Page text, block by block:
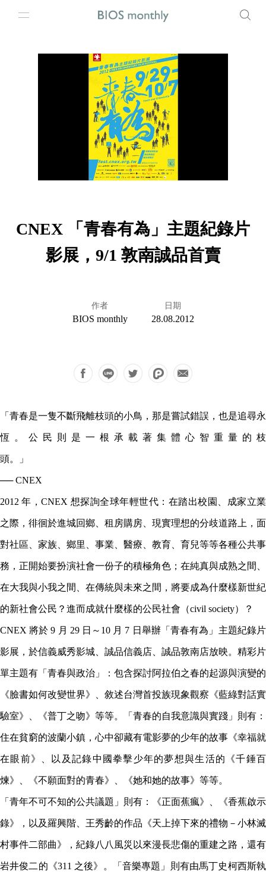
CNEX 「青春有為」主題紀錄片
影展，9/1 敦南誠品首賣
作者
BIOS monthly
日期
28.08.2012
「青春是一隻不斷飛離枝頭的小鳥，那是嘗試錯誤，也是追尋永
恆。公民則是一根承載著集體心智重量的枝
頭。」
── CNEX
2012 年，CNEX 想探詢全球年輕世代：在踏出校園、成家立業
之際，徘徊於進城回鄉、租房購房、現實理想的分歧道路上，面
對社區、家族、鄉里、事業、醫療、教育、育兒等等各種公共事
務，正開始要扮演社會一份子的積極角色；在純真與成熟之間、
在大我與小我之間、在傳統與未來之間，將要成為什麼樣新世紀
的新社會公民？進而成就什麼樣的公民社會（civil society）？
CNEX 將於 9 月 29 日～10 月 7 日舉辦「青春有為」主題紀錄片
影展，於信義威秀影城、誠品信義店、誠品敦南店放映。精彩片
單主題有「青春與政治」：包含探討阿拉伯之春的起源與演變的
《臉書如何改變世界》、敘述台灣首投族現象觀察《藍綠對話實
驗室》、《普丁之吻》等等。「青春的自我意識與實踐」則有：
住在貧窮的波蘭小鎮，心中卻藏有電影夢的少年的故事《幸福就
在眼前》、以及記錄中國拳擊少年的夢想與生活的《千錘百
煉》、《不願面對的青春》、《她和她的故事》等等。
「青年不可不知的公共議題」則有：《正面蕉瘋》、《香蕉啟示
錄》，以及羅興階、王秀齡的作品《天上掉下來的禮物－小林滅
村事件二部曲》，紀錄八八風災以來漫長悲傷的重建之路，還有
岩井俊二的《311 之後》。「音樂專題」則有由馬丁史柯西斯執